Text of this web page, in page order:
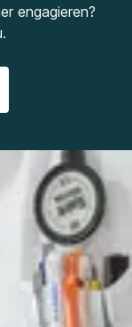
engagieren?